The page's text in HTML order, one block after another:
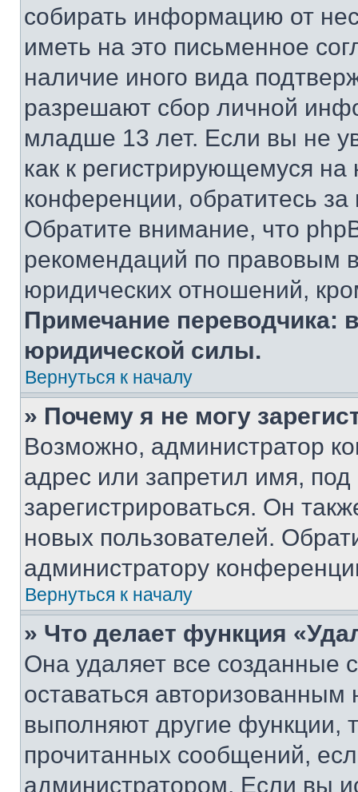
собирать информацию от
иметь на это письменное
наличие иного вида
разрешают сбор личной
младше 13 лет. Если вы не
как к регистрирующемуся
конференции, обратитесь
Обратите внимание, что
рекомендаций по правовым
юридических отношений,
Примечание переводчика:
юридической силы.
Вернуться к началу
» Почему я не могу
Возможно, администратор
адрес или запретил имя,
зарегистрироваться. Он
новых пользователей.
администратору
Вернуться к началу
» Что делает функция
Она удаляет все созданные
оставаться
выполняют другие функции,
прочитанных сообщений,
администратором. Если вы